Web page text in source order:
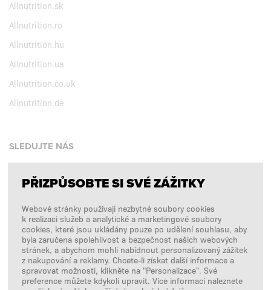
Allnutrition.sk
Allnutrition.ro
Allnutrition.hu
Allnutrition.ua
Allnutrition.co.uk
Allnutrition.de
SLEDUJTE NÁS
Facebook
Instagram
Copyright © 2026SFD S. A.
PLATBY ZPRACOVÁVÁ
PŘIZPŮSOBTE SI SVÉ ZÁŽITKY
Webové stránky používají nezbytné soubory cookies
k realizaci služeb a analytické a marketingové soubory
cookies, které jsou ukládány pouze po udělení souhlasu, aby
byla zaručena spolehlivost a bezpečnost našich webových
stránek, a abychom mohli nabídnout personalizovaný zážitek
z nakupování a reklamy. Chcete-li získat další informace a
spravovat možnosti, klikněte na "Personalizace". Své
preference můžete kdykoli upravit. Více informací naleznete